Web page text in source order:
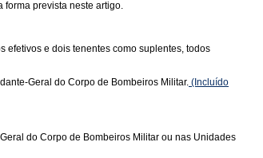
forma prevista neste artigo.
efetivos e dois tenentes como suplentes, todos
Geral do Corpo de Bombeiros Militar. (Incluído
do Corpo de Bombeiros Militar ou nas Unidades